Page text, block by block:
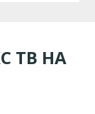
ТВ НА